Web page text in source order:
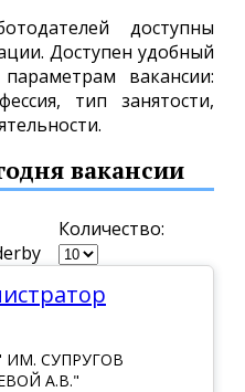
доступны
Доступен удобный
вакансии:
тип занятости,
вакансии
Количество:
СУПРУГОВ
А.В."